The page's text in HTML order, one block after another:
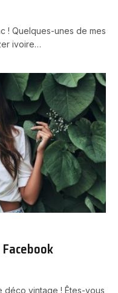
! Quelques-unes de mes
ivoire…
déco vintage ! Êtes-vous